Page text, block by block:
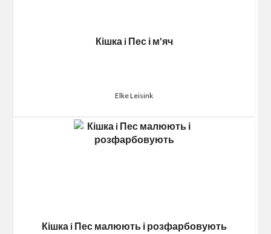
Кішка i Пес і м’яч
Elke Leisink
Кішка i Пес малюють і розфарбовують